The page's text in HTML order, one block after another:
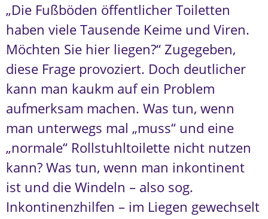
„Die Fußböden öffentlicher Toiletten
haben viele Tausende Keime und Viren.
Möchten Sie hier liegen?“ Zugegeben,
diese Frage provoziert. Doch deutlicher
kann man kaukm auf ein Problem
aufmerksam machen. Was tun, wenn
man unterwegs mal „muss“ und eine
„normale“ Rollstuhltoilette nicht nutzen
kann? Was tun, wenn man inkontinent
ist und die Windeln – also sog.
Inkontinenzhilfen – im Liegen gewechselt